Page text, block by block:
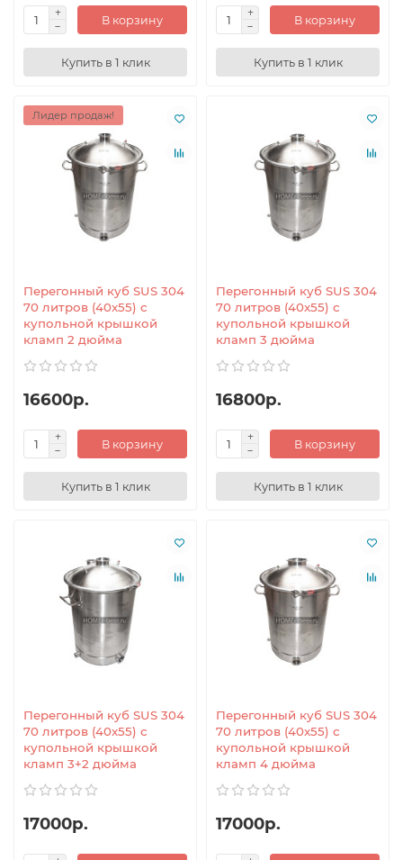
В корзину
Купить в 1 клик
В корзину
Купить в 1 клик
Лидер продаж!
Перегонный куб SUS 304
70 литров (40x55) с
купольной крышкой
кламп 2 дюйма
16600р.
В корзину
Купить в 1 клик
Перегонный куб SUS 304
70 литров (40x55) с
купольной крышкой
кламп 3 дюйма
16800р.
В корзину
Купить в 1 клик
Перегонный куб SUS 304
70 литров (40x55) с
купольной крышкой
кламп 3+2 дюйма
17000р.
Перегонный куб SUS 304
70 литров (40x55) с
купольной крышкой
кламп 4 дюйма
17000р.